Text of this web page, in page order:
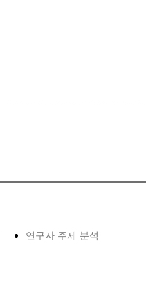
연구자 주제 분석